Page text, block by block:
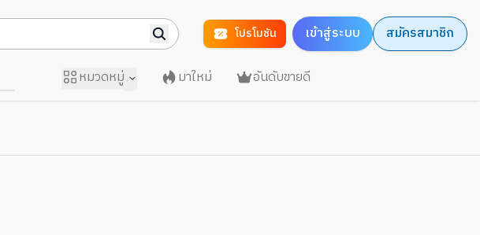
โปรโมชัน เข้าสู่ระบบ สมัครสมาชิก
หมวดหมู่ มาใหม่ อันดับขายดี